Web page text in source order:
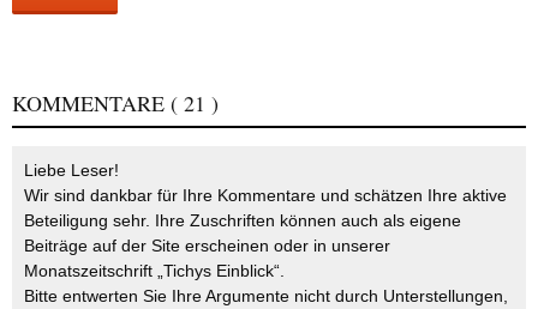
KOMMENTARE ( 21 )
Liebe Leser!
Wir sind dankbar für Ihre Kommentare und schätzen Ihre aktive
Beteiligung sehr. Ihre Zuschriften können auch als eigene
Beiträge auf der Site erscheinen oder in unserer
Monatszeitschrift „Tichys Einblick“.
Bitte entwerten Sie Ihre Argumente nicht durch Unterstellungen,